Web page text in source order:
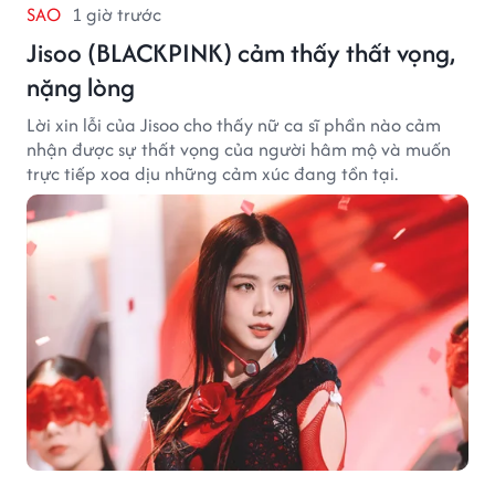
SAO 1 giờ trước
Jisoo (BLACKPINK) cảm thấy thất vọng,
nặng lòng
Lời xin lỗi của Jisoo cho thấy nữ ca sĩ phần nào cảm
nhận được sự thất vọng của người hâm mộ và muốn
trực tiếp xoa dịu những cảm xúc đang tồn tại.